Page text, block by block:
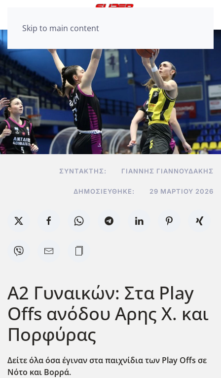
Skip to main content
ΣΥΝΤΆΚΤΗΣ: ΓΙΆΝΝΗΣ ΓΙΑΝΝΟΥΔΆΚΗΣ
ΔΗΜΟΣΙΕΎΘΗΚΕ: 29 ΜΑΡΤΊΟΥ 2026
Α2 Γυναικών: Στα Play
Offs ανόδου Αρης Χ. και
Πορφύρας
Δείτε όλα όσα έγιναν στα παιχνίδια των Play Offs σε
Νότο και Βορρά.